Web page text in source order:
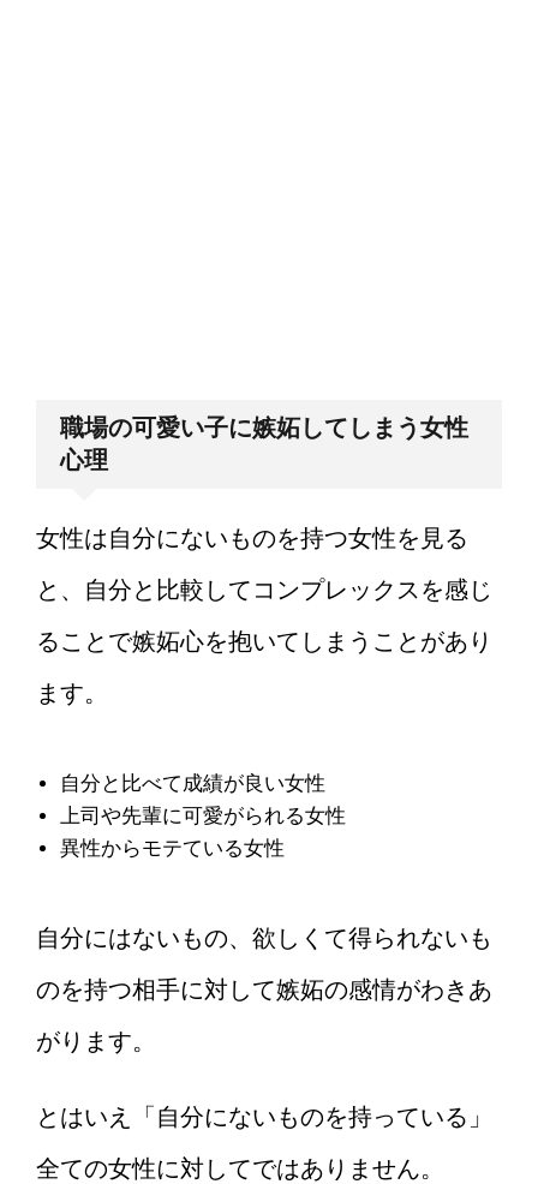
職場の可愛い子に嫉妬してしまう女性
心理
女性は自分にないものを持つ女性を見る
と、自分と比較してコンプレックスを感じ
ることで嫉妬心を抱いてしまうことがあり
ます。
自分と比べて成績が良い女性
上司や先輩に可愛がられる女性
異性からモテている女性
自分にはないもの、欲しくて得られないも
のを持つ相手に対して嫉妬の感情がわきあ
がります。
とはいえ「自分にないものを持っている」
全ての女性に対してではありません。